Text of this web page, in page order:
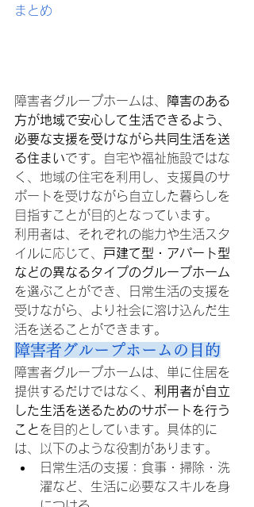
まとめ
障害者グループホームは、
障害のある
方が地域で安心して生活できるよう、
必要な支援を受けながら共同生活を送
る住まいです。自宅や福祉施設ではな
く、地域の住宅を利用し、支援員のサ
ポートを受けながら自立した暮らしを
目指すことが目的となっています。
利用者は、それぞれの能力や生活スタ
イルに応じて、
戸建て型・アパート型
などの異なるタイプのグループホーム
を選ぶことができ、日常生活の支援を
受けながら、より社会に溶け込んだ生
活を送ることができます。
障害者グループホームの目的
障害者グループホームは、単に住居を
提供するだけではなく、 利用者が自立
した生活を送るためのサポートを行う
ことを目的としています。具体的に
は、以下のような役割があります。
日常生活の支援：食事・掃除・洗
濯など、生活に必要なスキルを身